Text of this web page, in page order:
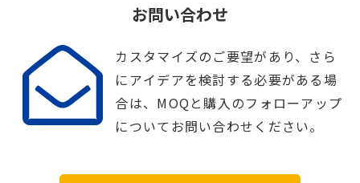
お問い合わせ
カスタマイズのご要望があり、さら
にアイデアを検討する必要がある場
合は、MOQと購入のフォローアップ
についてお問い合わせください。